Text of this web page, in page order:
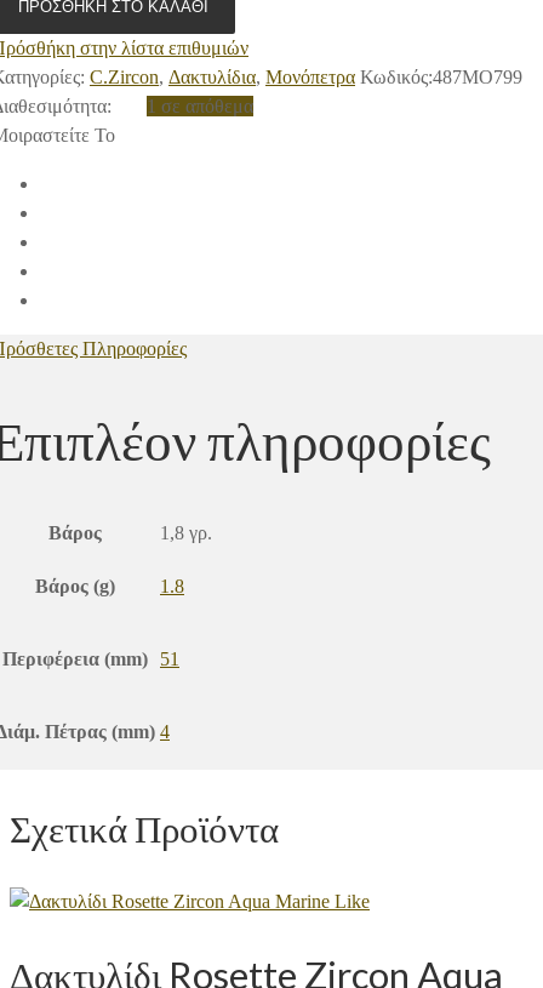
ΠΡΟΣΘΉΚΗ ΣΤΟ ΚΑΛΆΘΙ
στην λίστα επιθυμιών
C.Zircon, Δακτυλίδια, Μονόπετρα Κωδικός:487ΜΟ799
:
1 σε απόθεμα
Το
Πληροφορίες
πληροφορίες
Βάρος 1,8 γρ.
Βάρος (g) 1.8
Περιφέρεια (mm) 51
Πέτρας (mm) 4
Σχετικά Προϊόντα
Δακτυλίδι Rosette Zircon Aqua